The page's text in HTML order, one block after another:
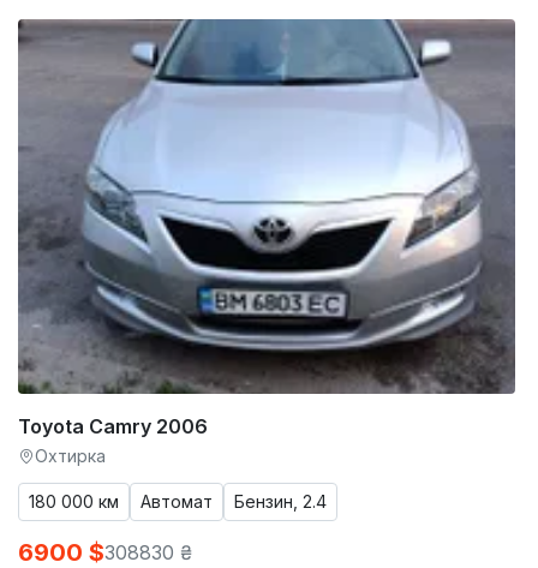
Toyota Camry 2006
Охтирка
180 000 км Автомат Бензин, 2.4
6900 $308830 ₴